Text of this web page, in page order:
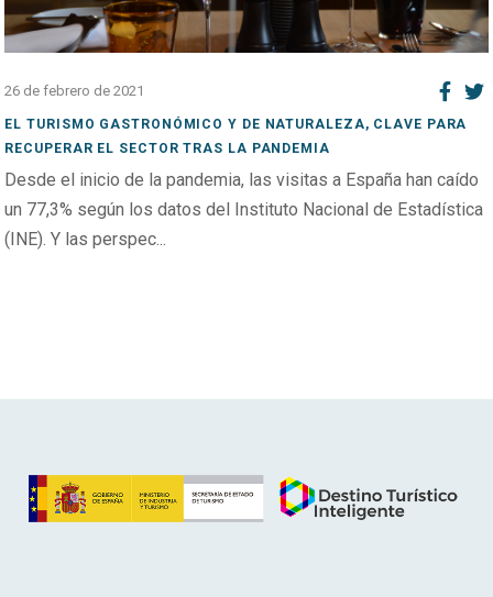
26 de febrero de 2021
EL TURISMO GASTRONÓMICO Y DE NATURALEZA, CLAVE PARA
RECUPERAR EL SECTOR TRAS LA PANDEMIA
Desde el inicio de la pandemia, las visitas a España han caído
un 77,3% según los datos del Instituto Nacional de Estadística
(INE). Y las perspec...